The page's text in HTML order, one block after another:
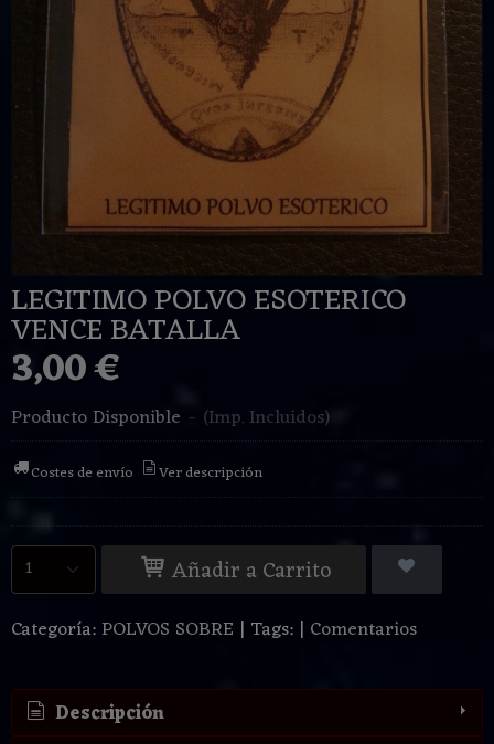
LEGITIMO POLVO ESOTERICO
VENCE BATALLA
3,00 €
Producto Disponible - (Imp. Incluidos)
Costes de envío Ver descripción
Añadir a Carrito
Categoría:POLVOS SOBRE | Tags: | Comentarios
Descripción